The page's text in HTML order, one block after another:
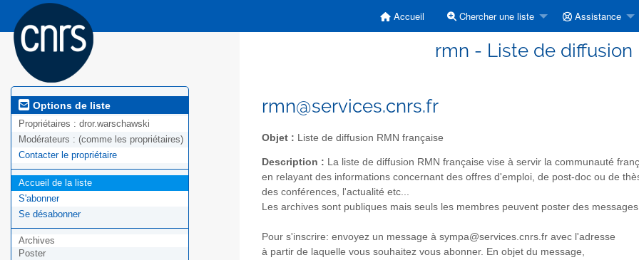
Accueil Chercher une liste Assistance
rmn - Liste de diffusion
Options de liste
Propriétaires : dror.warschawski
Modérateurs : (comme les propriétaires)
Contacter le propriétaire
Accueil de la liste
S'abonner
Se désabonner
Archives
Poster
rmn@services.cnrs.fr
Objet : Liste de diffusion RMN française
Description : La liste de diffusion RMN française vise à servir la communauté
en relayant des informations concernant des offres d'emploi, de post-doc ou de
des conférences, l'actualité etc...
Les archives sont publiques mais seuls les membres peuvent poster des
Pour s'inscrire: envoyez un message à sympa@services.cnrs.fr avec l'adresse
à partir de laquelle vous souhaitez vous abonner. En objet du message,